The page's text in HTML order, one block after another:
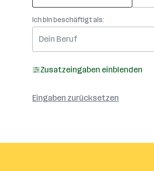
Ich bin beschäftigt als:
Zusatzeingaben einblenden
Eingaben zurücksetzen